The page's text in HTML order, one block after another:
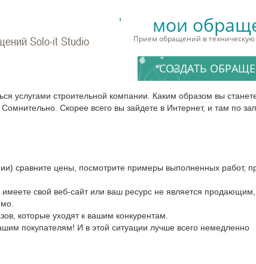
Solo-it Studio
мои
Прием обращений в техническую
СОЗДАТЬ
услугами строительной компании. Каким образом вы
Скорее всего вы зайдете в Интернет, и там по
сравните цены, посмотрите примеры выполненных работ,
свой веб-сайт или ваш ресурс не является
которые уходят к вашим конкурентам.
покупателям! И в этой ситуации лучше всего немедленно